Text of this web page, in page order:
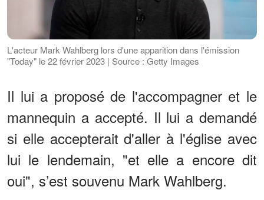
L'acteur Mark Wahlberg lors d'une apparition dans l'émission
"Today" le 22 février 2023 | Source : Getty Images
Il lui a proposé de l'accompagner et le
mannequin a accepté. Il lui a demandé
si elle accepterait d'aller à l'église avec
lui le lendemain, "et elle a encore dit
oui", s’est souvenu Mark Wahlberg.